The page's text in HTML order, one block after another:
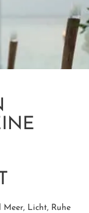
Meer, Licht, Ruhe